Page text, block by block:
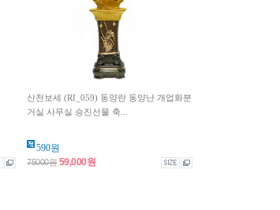
산천보세 (RI_059) 동양란 동양난 개업화분
거실 사무실 승진선물 축...
590원
75000원 59,000원